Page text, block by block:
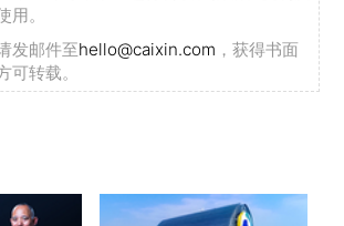
用。
发邮件至hello@caixin.com ，获得书面
可转载。